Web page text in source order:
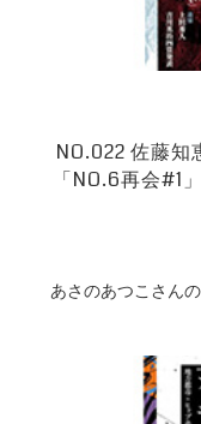
NO.022 佐藤知
「NO.6再会#1
あさのあつこさんの